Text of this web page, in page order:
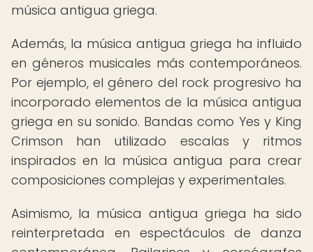
música antigua griega.
Además, la música antigua griega ha influido
en géneros musicales más contemporáneos.
Por ejemplo, el género del rock progresivo ha
incorporado elementos de la música antigua
griega en su sonido. Bandas como Yes y King
Crimson han utilizado escalas y ritmos
inspirados en la música antigua para crear
composiciones complejas y experimentales.
Asimismo, la música antigua griega ha sido
reinterpretada en espectáculos de danza